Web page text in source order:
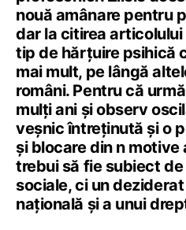
nouă amânare pentru
dar la citirea
tip de hărțuire psihică
mai mult, pe lângă
români. Pentru că
mulți ani și observ
veșnic întreținută și o
și blocare din n motive
trebui să fie subiect
sociale, ci un
națională și a unui